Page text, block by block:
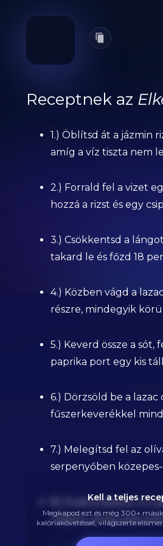
Receptnek az
1.) Öblítsd át a jázmin
amíg a víz tiszta nem
2.) Forrald fel a vizet
hozzá a rizst és egy
3.) Csökkentsd a
takard le és főzd 18
4.) Közben vágd a
részre, mindegyik
5.) Keverd össze a sót,
paprika port egy kis
6.) Dörzsöld be a lazac
fűszerkeverékkel
7.) Melegítsd fel az
serpenyőben
8.) Süsd a lazacot 4-5
oldalon, amíg szép
Kell a teljes
Megkapod ezt és még 300+
kalóriakövetéssel, világszerte